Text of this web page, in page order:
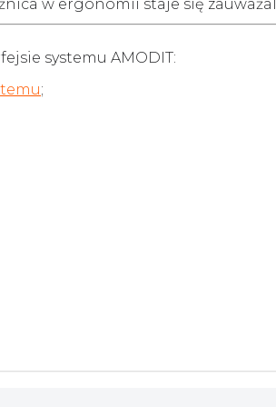
w ergonomii staje się
systemu AMODIT:
;